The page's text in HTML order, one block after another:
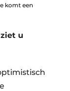
komt een
u